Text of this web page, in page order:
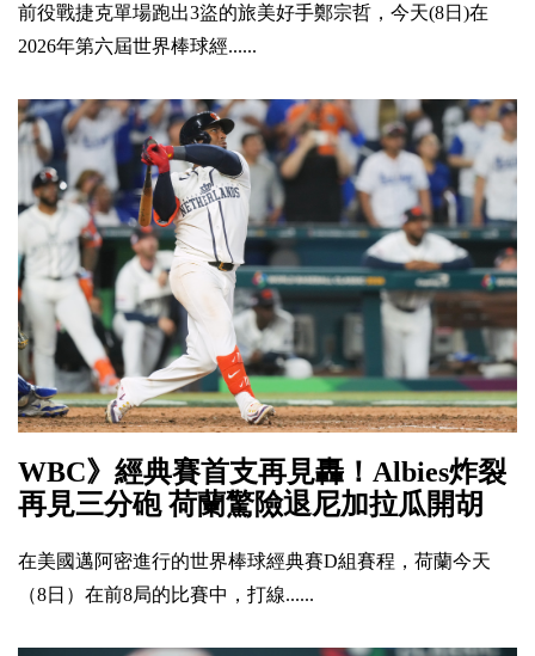
前役戰捷克單場跑出3盜的旅美好手鄭宗哲，今天(8日)在
2026年第六屆世界棒球經......
WBC》經典賽首支再見轟！Albies炸裂
再見三分砲 荷蘭驚險退尼加拉瓜開胡
在美國邁阿密進行的世界棒球經典賽D組賽程，荷蘭今天
（8日）在前8局的比賽中，打線......